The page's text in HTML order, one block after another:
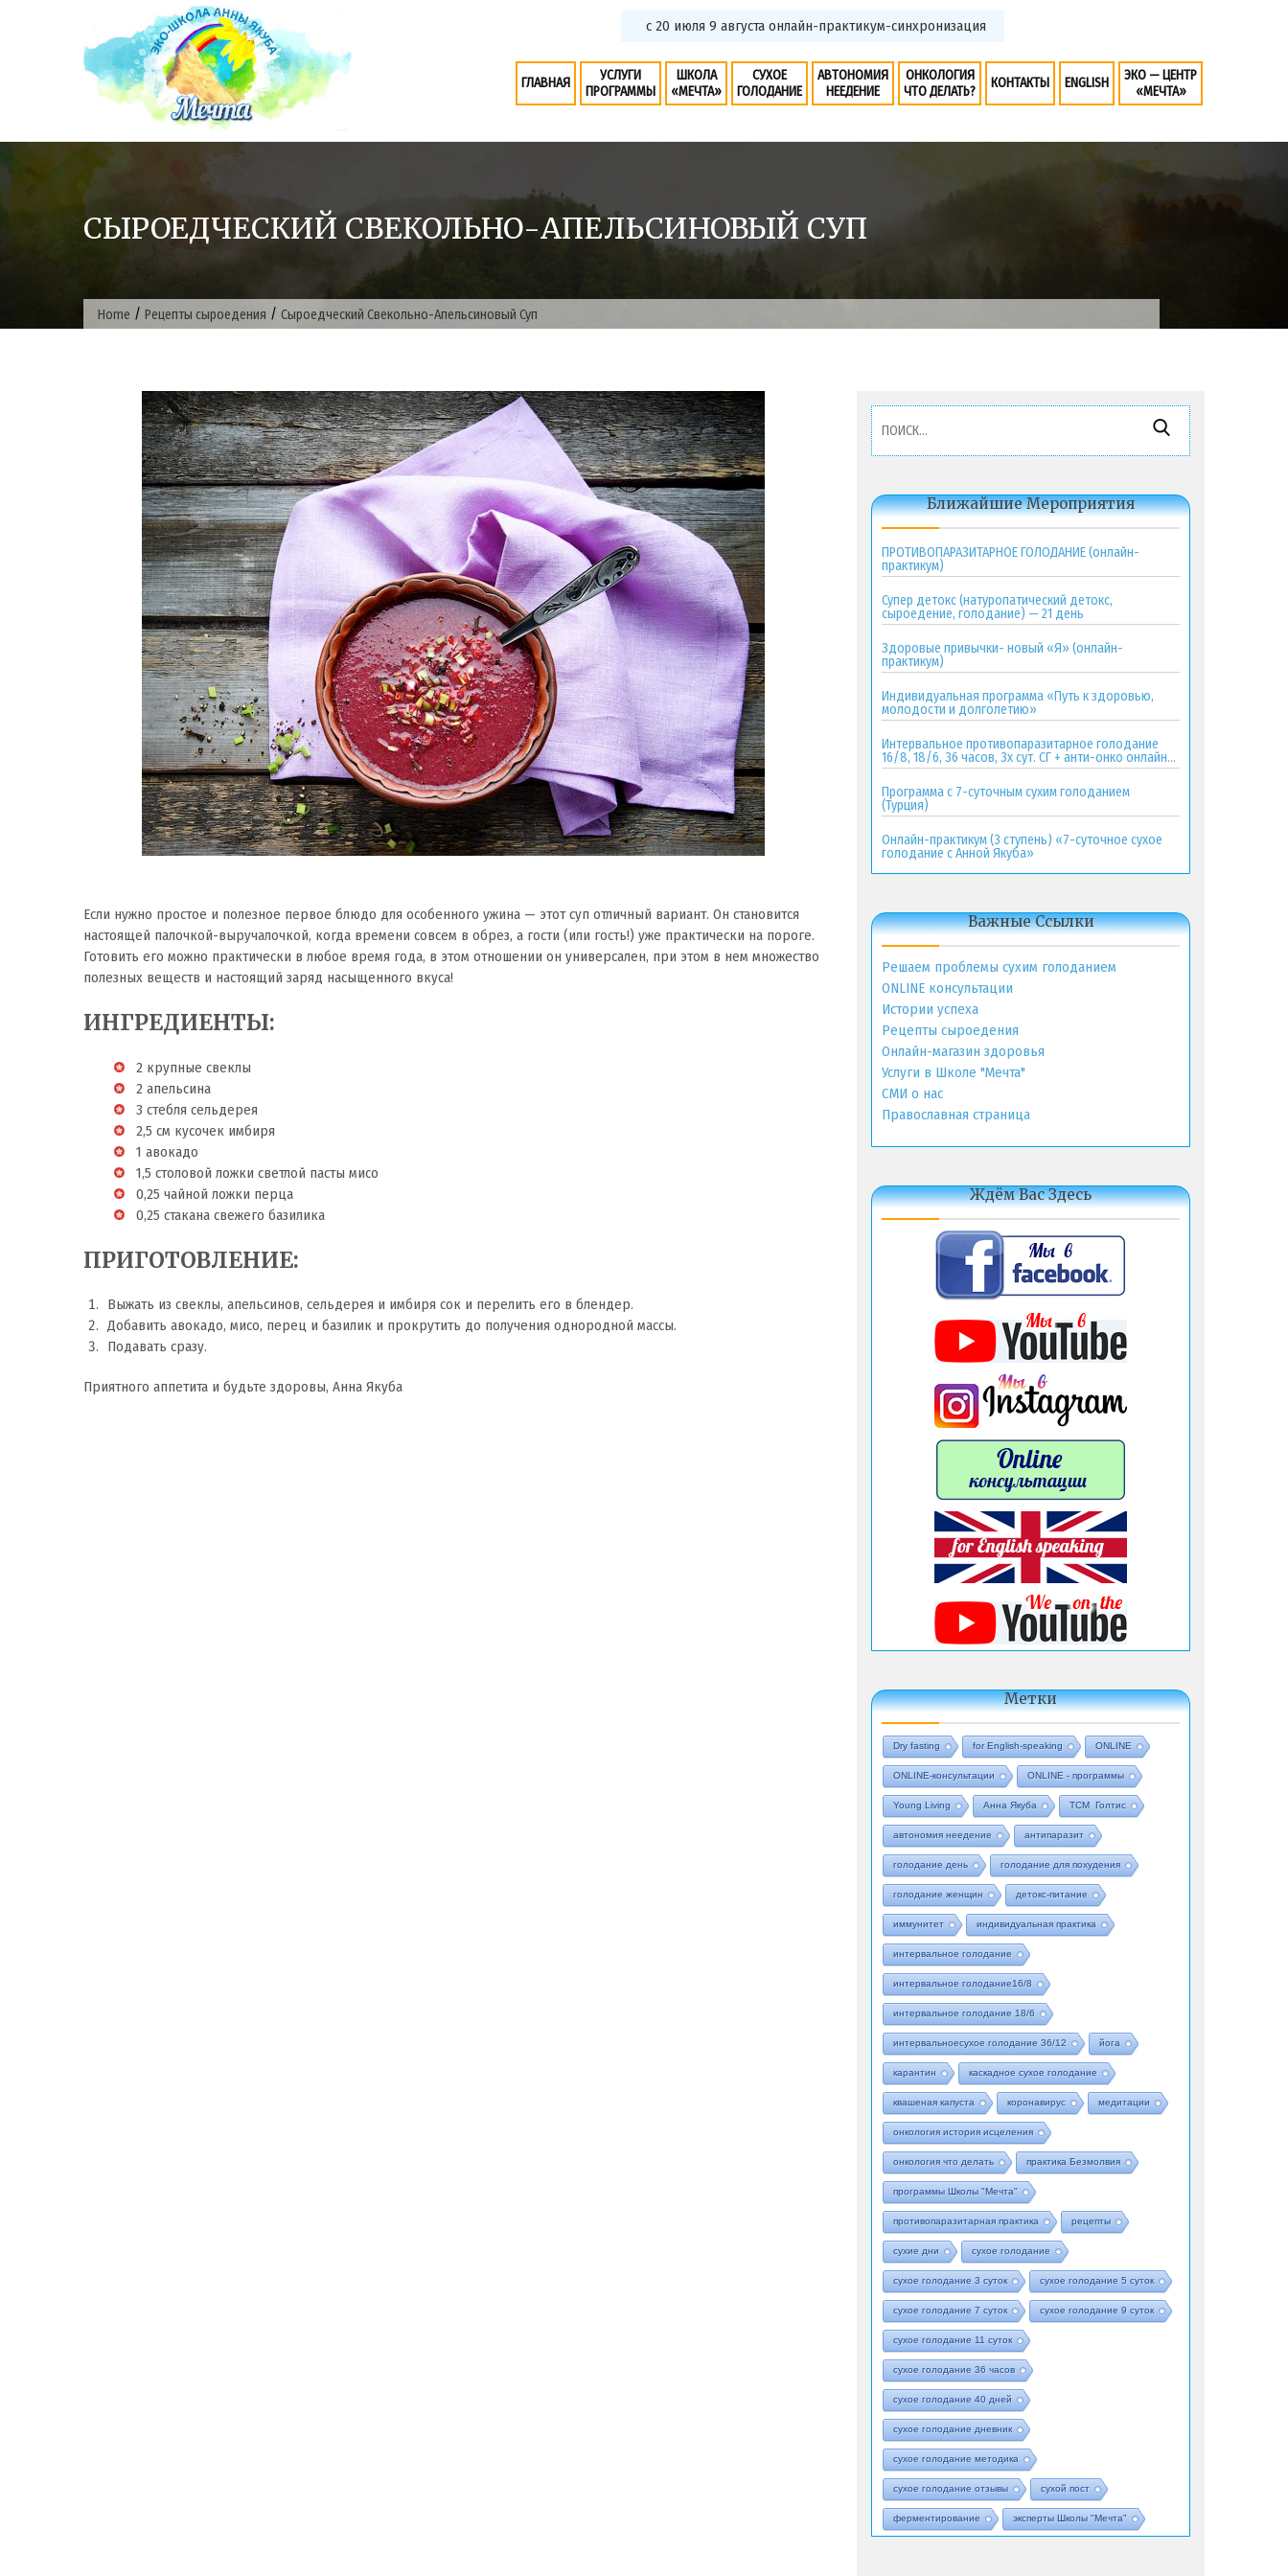
с 20 июля 9 августа онлайн-практикум-синхронизация
ГЛАВНАЯ
УСЛУГИ
ПРОГРАММЫ
ШКОЛА
«МЕЧТА»
СУХОЕ
ГОЛОДАНИЕ
АВТОНОМИЯ
НЕЕДЕНИЕ
ОНКОЛОГИЯ
ЧТО ДЕЛАТЬ?
КОНТАКТЫ ENGLISH
ЭКО — ЦЕНТР
«МЕЧТА»
СЫРОЕДЧЕСКИЙ СВЕКОЛЬНО-АПЕЛЬСИНОВЫЙ СУП
Home / Рецепты сыроедения / Сыроедческий Свекольно-Апельсиновый Суп
Если нужно простое и полезное первое блюдо для особенного ужина — этот суп отличный вариант. Он становится
настоящей палочкой-выручалочкой, когда времени совсем в обрез, а гости (или гость!) уже практически на пороге.
Готовить его можно практически в любое время года, в этом отношении он универсален, при этом в нем множество
полезных веществ и настоящий заряд насыщенного вкуса!
ИНГРЕДИЕНТЫ:
2 крупные свеклы
2 апельсина
3 стебля сельдерея
2,5 см кусочек имбиря
1 авокадо
1,5 столовой ложки светлой пасты мисо
0,25 чайной ложки перца
0,25 стакана свежего базилика
ПРИГОТОВЛЕНИЕ:
Выжать из свеклы, апельсинов, сельдерея и имбиря сок и перелить его в блендер.
Добавить авокадо, мисо, перец и базилик и прокрутить до получения однородной массы.
Подавать сразу.
Приятного аппетита и будьте здоровы, Анна Якуба
Найти:
Ближайшие Мероприятия
ПРОТИВОПАРАЗИТАРНОЕ ГОЛОДАНИЕ (онлайн-
практикум)
Супер детокс (натуропатический детокс,
сыроедение, голодание) — 21 день
Здоровые привычки- новый «Я» (онлайн-
практикум)
Индивидуальная программа «Путь к здоровью,
молодости и долголетию»
Интервальное противопаразитарное голодание
16/8, 18/6, 36 часов, 3х сут. СГ + анти-онко онлайн-
практикум
Программа с 7-суточным сухим голоданием
(Турция)
Онлайн-практикум (3 ступень) «7-суточное сухое
голодание с Анной Якуба»
Важные Ссылки
Решаем проблемы сухим голоданием
ONLINE консультации
Истории успеха
Рецепты сыроедения
Онлайн-магазин здоровья
Услуги в Школе "Мечта"
СМИ о нас
Православная страница
Ждём Вас Здесь
Метки
Dry fasting for English-speaking ONLINE
ONLINE-консультации ONLINE - программы
Young Living Анна Якуба ТСМ Голтис
автономия неедение антипаразит
голодание день голодание для похудения
голодание женщин детокс-питание
иммунитет индивидуальная практика
интервальное голодание
интервальное голодание16/8
интервальное голодание 18/6
интервальноесухое голодание 36/12 йога
карантин каскадное сухое голодание
квашеная капуста коронавирус медитации
онкология история исцеления
онкология что делать практика Безмолвия
программы Школы "Мечта"
противопаразитарная практика рецепты
сухие дни сухое голодание
сухое голодание 3 суток сухое голодание 5 суток
сухое голодание 7 суток сухое голодание 9 суток
сухое голодание 11 суток
сухое голодание 36 часов
сухое голодание 40 дней
сухое голодание дневник
сухое голодание методика
сухое голодание отзывы сухой пост
ферментирование эксперты Школы "Мечта"